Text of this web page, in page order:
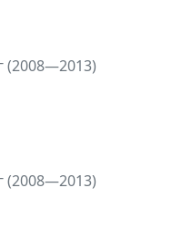
(2008—2013)
(2008—2013)